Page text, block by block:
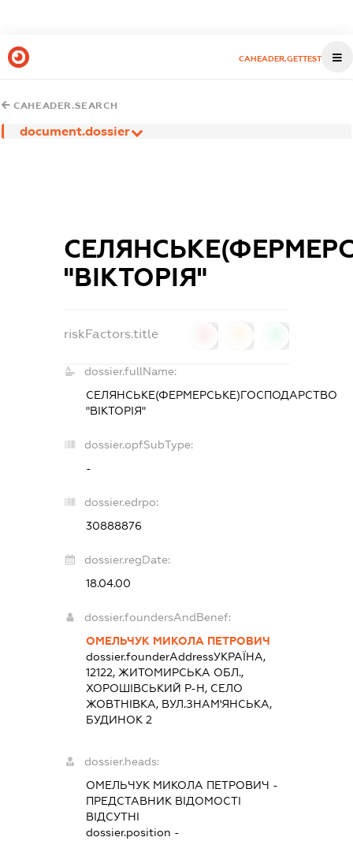
CAHEADER.GETTEST
CAHEADER.SEARCH
document.dossier
"ВІКТОРІЯ"
riskFactors.title
dossier.fullName:
СЕЛЯНСЬКЕ(ФЕРМЕРСЬКЕ)ГОСПОДАРСТВО
"ВІКТОРІЯ"
dossier.opfSubType:
-
dossier.edrpo:
30888876
dossier.regDate:
18.04.00
dossier.foundersAndBenef:
ОМЕЛЬЧУК МИКОЛА ПЕТРОВИЧ
dossier.founderAddressУКРАЇНА,
12122, ЖИТОМИРСЬКА ОБЛ.,
ХОРОШІВСЬКИЙ Р-Н, СЕЛО
ЖОВТНІВКА, ВУЛ.ЗНАМ'ЯНСЬКА,
БУДИНОК 2
dossier.heads:
ОМЕЛЬЧУК МИКОЛА ПЕТРОВИЧ -
ПРЕДСТАВНИК ВІДОМОСТІ
ВІДСУТНІ
dossier.position -